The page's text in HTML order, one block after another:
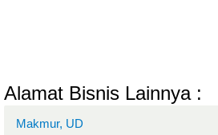
Alamat Bisnis Lainnya :
Makmur, UD